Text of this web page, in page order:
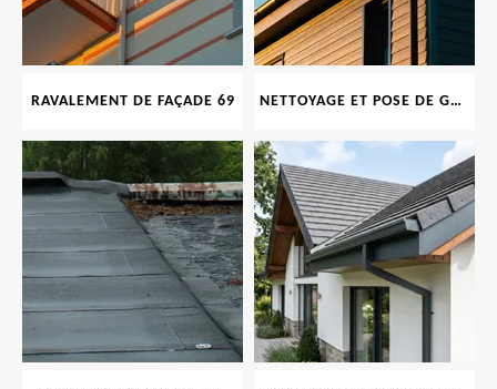
RAVALEMENT DE FAÇADE 69 NETTOYAGE ET POSE DE GOUTTIÈRE 69